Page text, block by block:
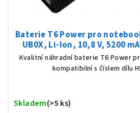
Baterie T6 Power pro
UB0X, Li-Ion, 10,8 V, 5200
Kvalitní náhradní baterie T6 Power
kompatibilní s číslem dílu
Skladem(>5 ks)